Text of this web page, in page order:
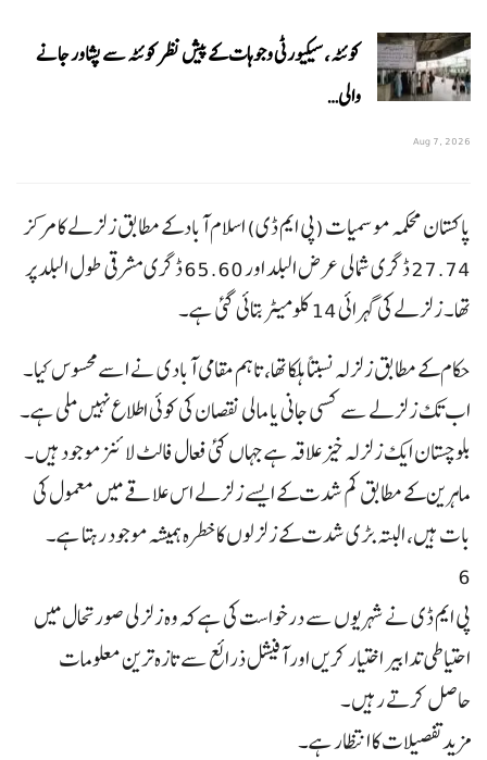
کوئٹہ، سیکیورٹی وجوہات کے پیش نظر کوئٹہ سے پشاور جانے
والی…
Aug 7, 2026
پاکستان محکمہ موسمیات (پی ایم ڈی) اسلام آباد کے مطابق زلزلے کا مرکز
27.74 ڈگری شمالی عرض البلد اور 65.60 ڈگری مشرقی طول البلد پر
تھا۔ زلزلے کی گہرائی 14 کلومیٹر بتائی گئی ہے۔
حکام کے مطابق زلزلہ نسبتاً ہلکا تھا، تاہم مقامی آبادی نے اسے محسوس کیا۔
اب تک زلزلے سے کسی جانی یا مالی نقصان کی کوئی اطلاع نہیں ملی ہے۔
بلوچستان ایک زلزلہ خیز علاقہ ہے جہاں کئی فعال فالٹ لائنز موجود ہیں۔
ماہرین کے مطابق کم شدت کے ایسے زلزلے اس علاقے میں معمول کی
بات ہیں، البتہ بڑی شدت کے زلزلوں کا خطرہ ہمیشہ موجود رہتا ہے۔
6
پی ایم ڈی نے شہریوں سے درخواست کی ہے کہ وہ زلزلی صورتحال میں
احتیاطی تدابیر اختیار کریں اور آفیشل ذرائع سے تازہ ترین معلومات
حاصل کرتے رہیں۔
مزید تفصیلات کا انتظار ہے۔